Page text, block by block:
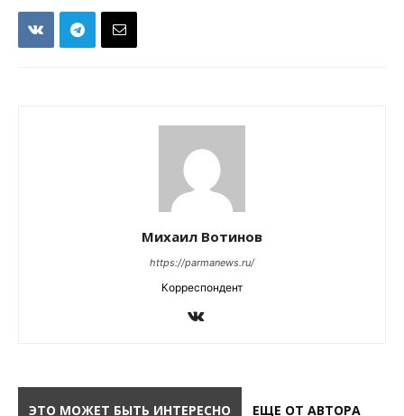
Михаил Вотинов
https://parmanews.ru/
Корреспондент
ЭТО МОЖЕТ БЫТЬ ИНТЕРЕСНО ЕЩЕ ОТ АВТОРА